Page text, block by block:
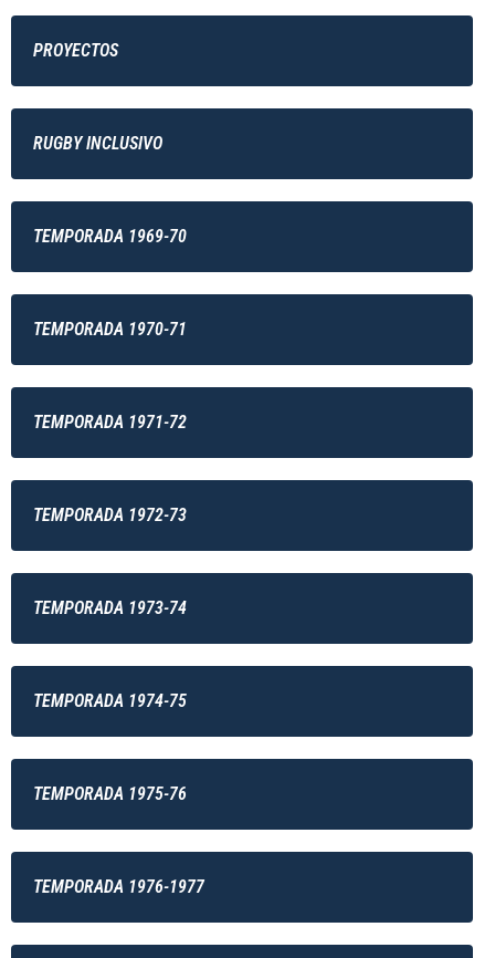
PROYECTOS
RUGBY INCLUSIVO
TEMPORADA 1969-70
TEMPORADA 1970-71
TEMPORADA 1971-72
TEMPORADA 1972-73
TEMPORADA 1973-74
TEMPORADA 1974-75
TEMPORADA 1975-76
TEMPORADA 1976-1977